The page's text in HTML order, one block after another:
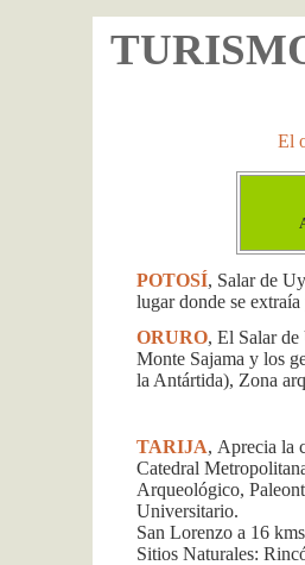
El
POTOSÍ, Salar de
lugar donde se
ORURO, El Salar
Monte Sajama y los
la Antártida), Zona
TARIJA, Aprecia la
Catedral
Arqueológico,
Universitario.
San Lorenzo a 16
Sitios Naturales: